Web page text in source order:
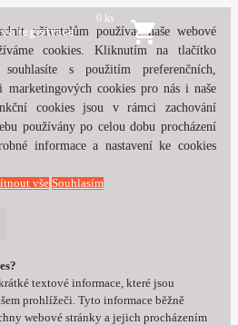
uživatelům používat naše webové
cookies. Kliknutím na tlačítko
souhlasíte s použitím preferenčních,
marketingových cookies pro nás i naše
cookies jsou v rámci zachování
používány po celou dobu procházení
informace a nastavení ke cookies
vše Souhlasím
textové informace, které jsou
prohlížeči. Tyto informace běžně
webové stránky a jejich procházením
registrace
0 ks